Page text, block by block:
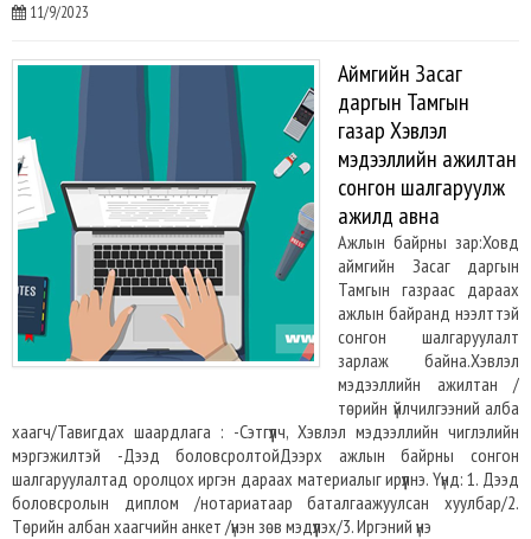
11/9/2023
Аймгийн Засаг
даргын Тамгын
газар Хэвлэл
мэдээллийн ажилтан
сонгон шалгаруулж
ажилд авна
Ажлын байрны зар:Ховд
аймгийн Засаг даргын
Тамгын газраас дараах
ажлын байранд нээлттэй
сонгон шалгаруулалт
зарлаж байна.Хэвлэл
мэдээллийн ажилтан /
төрийн үйлчилгээний алба
хаагч/Тавигдах шаардлага : -Сэтгүүлч, Хэвлэл мэдээллийн чиглэлийн
мэргэжилтэй -Дээд боловсролтойДээрх ажлын байрны сонгон
шалгаруулалтад оролцох иргэн дараах материалыг ирүүлнэ. Үүнд: 1. Дээд
боловсролын диплом /нотариатаар баталгаажуулсан хуулбар/2.
Төрийн албан хаагчийн анкет /үнэн зөв мэдүүлэх/3. Иргэний үнэ